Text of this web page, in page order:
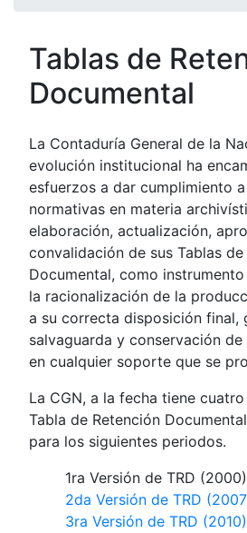
Tablas de
Documental
La Contaduría General de la
evolución institucional ha
esfuerzos a dar cumplimiento
normativas en materia
elaboración, actualización,
convalidación de sus Tablas
Documental, como
la racionalización de la
a su correcta disposición final,
salvaguarda y conservación
en cualquier soporte que se
La CGN, a la fecha tiene
Tabla de Retención
para los siguientes periodos.
1ra Versión de TRD (2000)
2da Versión de TRD
3ra Versión de TRD (2010)